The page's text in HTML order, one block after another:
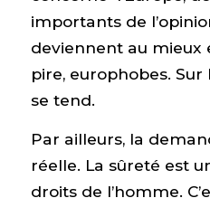
importants de
deviennent au mieux
pire, europhobes. Sur
se tend.
Par ailleurs, la
réelle. La sûreté est
droits de l’homme.